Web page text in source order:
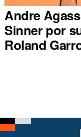
Andre
Sinner por
Roland